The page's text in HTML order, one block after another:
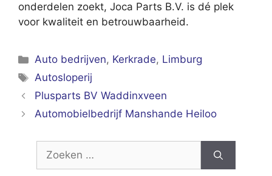
onderdelen zoekt, Joca Parts B.V. is dé plek
voor kwaliteit en betrouwbaarheid.
Categorieën
Auto bedrijven, Kerkrade, Limburg
Tags
Autosloperij
Plusparts BV Waddinxveen
Automobielbedrijf Manshande Heiloo
Zoek